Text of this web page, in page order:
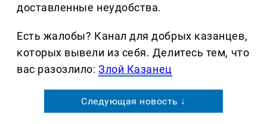
доставленные неудобства.
Есть жалобы? Канал для добрых казанцев,
которых вывели из себя. Делитеcь тем, что
вас разозлило:Злой Казанец
Следующая новость ↓